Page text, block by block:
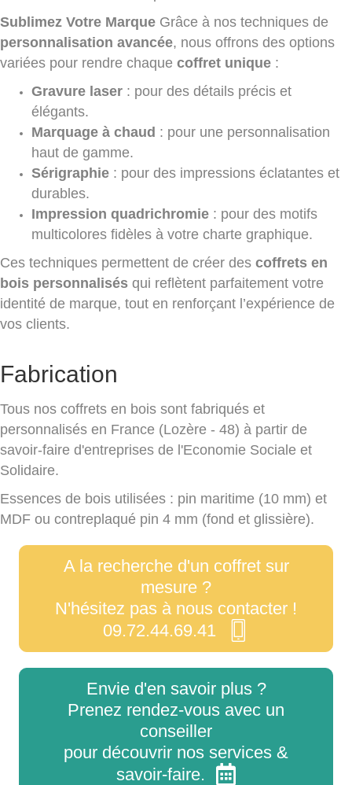
Sublimez Votre Marque Grâce à nos techniques de
personnalisation avancée, nous offrons des options
variées pour rendre chaque coffret unique :
Gravure laser : pour des détails précis et
élégants.
Marquage à chaud : pour une personnalisation
haut de gamme.
Sérigraphie : pour des impressions éclatantes et
durables.
Impression quadrichromie : pour des motifs
multicolores fidèles à votre charte graphique.
Ces techniques permettent de créer des coffrets en
bois personnalisés qui reflètent parfaitement votre
identité de marque, tout en renforçant l’expérience de
vos clients.
Fabrication
Tous nos coffrets en bois sont fabriqués et
personnalisés en France (Lozère - 48) à partir de
savoir-faire d'entreprises de l'Economie Sociale et
Solidaire.
Essences de bois utilisées : pin maritime (10 mm) et
MDF ou contreplaqué pin 4 mm (fond et glissière).
A la recherche d'un coffret sur
mesure ?
N'hésitez pas à nous contacter !
09.72.44.69.41
Envie d'en savoir plus ?
Prenez rendez-vous avec un
conseiller
pour découvrir nos services &
savoir-faire.